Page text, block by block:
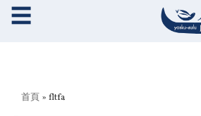
☰
您在這裡
首頁 » fltfa